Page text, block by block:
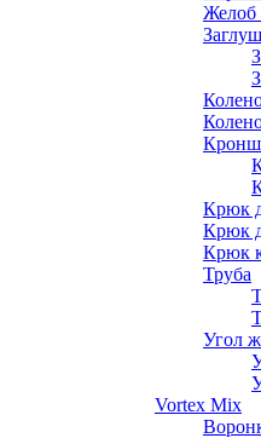
Желоб
Крюк
Крюк
Крюк
Труба
Угол
Vortex Mix